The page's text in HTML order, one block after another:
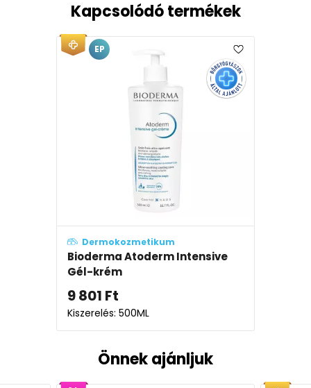
Kapcsolódó termékek
Dermokozmetikum
Bioderma Atoderm Intensive
Gél-krém
9 801 Ft
Kiszerelés: 500ML
EP
Önnek ajánljuk